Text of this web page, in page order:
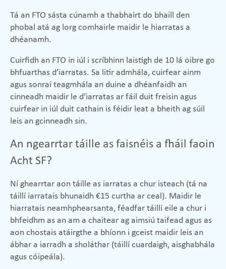
Tá an FTO sásta cúnamh a thabhairt do bhaill den
phobal atá ag lorg comhairle maidir le hiarratas a
dhéanamh.
Cuirfidh an FTO in iúl i scríbhinn laistigh de 10 lá oibre go
bhfuarthas d’iarratas. Sa litir admhála, cuirfear ainm
agus sonraí teagmhála an duine a dhéanfaidh an
cinneadh maidir le d’iarratas ar fáil duit freisin agus
cuirfear in iúl duit cathain is féidir leat a bheith ag súil
leis an gcinneadh sin.
An ngearrtar táille as faisnéis a fháil faoin
Acht SF?
Ní ghearrtar aon táille as iarratas a chur isteach (tá na
táillí iarratais bhunaidh €15 curtha ar ceal). Maidir le
hiarratais neamhphearsanta, féadfar táillí eile a chur i
bhfeidhm as an am a chaitear ag aimsiú taifead agus as
aon chostais atáirgthe a bhíonn i gceist maidir leis an
ábhar a iarradh a sholáthar (táillí cuardaigh, aisghabhála
agus cóipeála).